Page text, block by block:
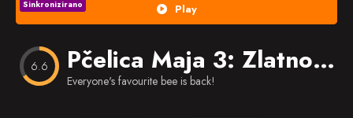
Play
Sinkronizirano
6.6 Pčelica Maja 3: Zlatno jaje
Everyone's favourite bee is back!